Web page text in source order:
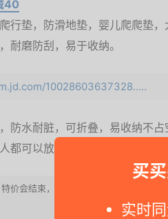
买
实时
40
行垫，防滑地垫，婴儿爬爬垫
耐磨防刮，易于收纳。
10028603637328.....
防水耐脏，可折叠，易收纳不
都可以放心使用，防冷隔热，四
价会结束，请快快下订单. 要是您查看